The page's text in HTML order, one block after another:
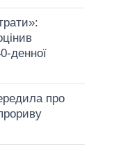
денної
про